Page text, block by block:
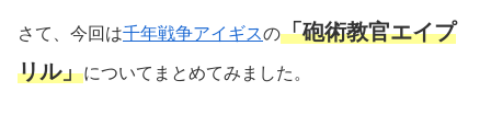
さて、今回は千年戦争アイギスの「砲術教官エイプ
リル」についてまとめてみました。